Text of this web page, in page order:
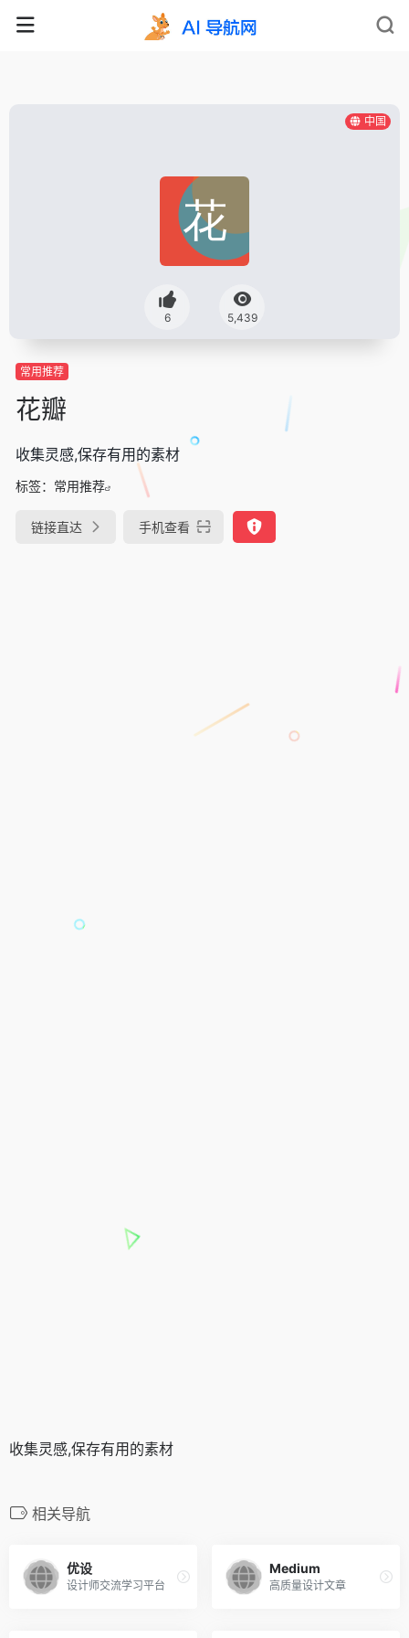
中国
6 5,439
常用推荐
花瓣
收集灵感,保存有用的素材
标签： 常用推荐
链接直达 手机查看
收集灵感,保存有用的素材
相关导航
优设
设计师交流学习平台
Medium
高质量设计文章